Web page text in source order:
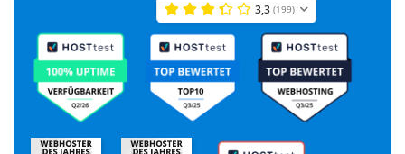
3,3 (199)